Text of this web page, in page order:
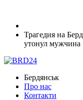
Трагедия на
утонул мужчина
Бердянськ
Про нас
Контакти